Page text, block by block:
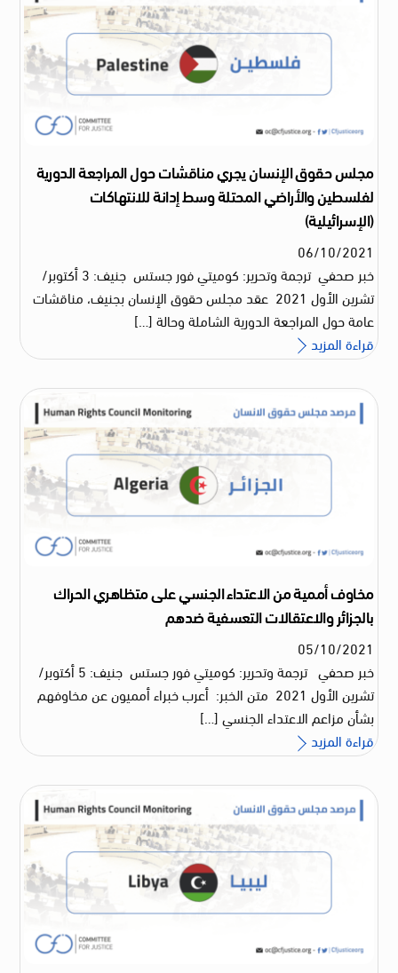
مجلس حقوق الإنسان يجري مناقشات حول المراجعة الدورية
لفلسطين والأراضي المحتلة وسط إدانة للانتهاكات
(الإسرائيلية)
06/10/2021
خبر صحفي ترجمة وتحرير: كوميتي فور جستس جنيف: 3 أكتوبر/
تشرين الأول 2021 عقد مجلس حقوق الإنسان بجنيف، مناقشات
عامة حول المراجعة الدورية الشاملة وحالة […]
قراءة المزيد
مخاوف أممية من الاعتداء الجنسي على متظاهري الحراك
بالجزائر والاعتقالات التعسفية ضدهم
05/10/2021
خبر صحفي ترجمة وتحرير: كوميتي فور جستس جنيف: 5 أكتوبر/
تشرين الأول 2021 متن الخبر: أعرب خبراء أمميون عن مخاوفهم
بشأن مزاعم الاعتداء الجنسي […]
قراءة المزيد